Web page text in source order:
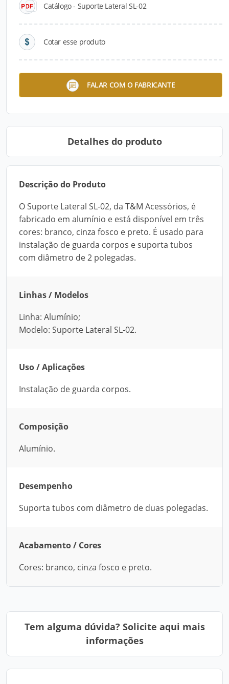
Catálogo - Suporte Lateral SL-02
Cotar esse produto
FALAR COM O FABRICANTE
Suporte Lateral SL-02
Detalhes do produto
Descrição do Produto
O Suporte Lateral SL-02, da T&M Acessórios, é
fabricado em alumínio e está disponível em três
cores: branco, cinza fosco e preto. É usado para
instalação de guarda corpos e suporta tubos
com diâmetro de 2 polegadas.
Linhas / Modelos
Linha: Alumínio;
Modelo: Suporte Lateral SL-02.
Uso / Aplicações
Instalação de guarda corpos.
Composição
Alumínio.
Desempenho
Suporta tubos com diâmetro de duas polegadas.
Acabamento / Cores
Cores: branco, cinza fosco e preto.
Tem alguma dúvida? Solicite aqui mais
informações